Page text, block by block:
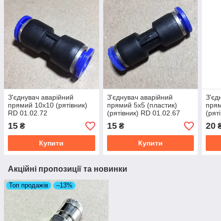
З'єднувач аварійний
прямий 10х10 (рятівник)
RD 01.02.72
15 ₴
Купити
З'єднувач аварійний
прямий 5х5 (пластик)
(рятівник) RD 01.02.67
15₴
Купити
20
Акційні пропозиції та новинки
Топ продажів –13%